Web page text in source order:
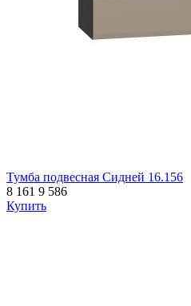
Тумба подвесная Сидней 16.156
8 161 9 586
Купить